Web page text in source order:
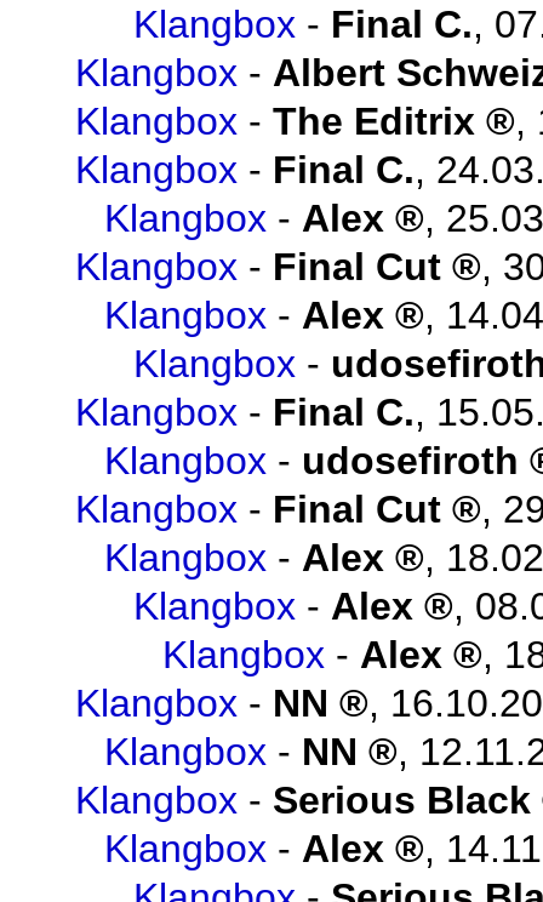
Klangbox - Final C.,
Klangbox - Albert
Klangbox - The Editrix ,
Klangbox - Final C.,
Klangbox - Alex ,
Klangbox - Final Cut ,
Klangbox - Alex ,
Klangbox -
Klangbox - Final C.,
Klangbox - udosefiroth
Klangbox - Final Cut ,
Klangbox - Alex ,
Klangbox - Alex ,
Klangbox - Alex ,
Klangbox - NN ,
Klangbox - NN ,
Klangbox - Serious Black
Klangbox - Alex ,